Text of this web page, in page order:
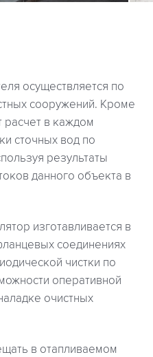
осуществляется по
сооружений. Кроме
расчет в каждом
сточных вод по
результаты
данного объекта в
изготавливается в
соединениях
чистки по
оперативной
очистных
в отапливаемом